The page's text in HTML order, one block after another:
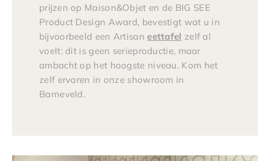
prijzen op Maison&Objet en de BIG SEE
Product Design Award, bevestigt wat u in
bijvoorbeeld een Artisaneettafel zelf al
voelt: dit is geen serieproductie, maar
ambacht op het hoogste niveau. Kom het
zelf ervaren in onze showroom in
Barneveld.